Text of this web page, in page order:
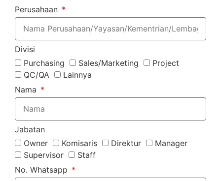
Perusahaan
Divisi
Purchasing
Sales/Marketing
Project
QC/QA
Lainnya
Nama
Jabatan
Owner
Komisaris Direktur
Manager
Supervisor
Staff
No. Whatsapp